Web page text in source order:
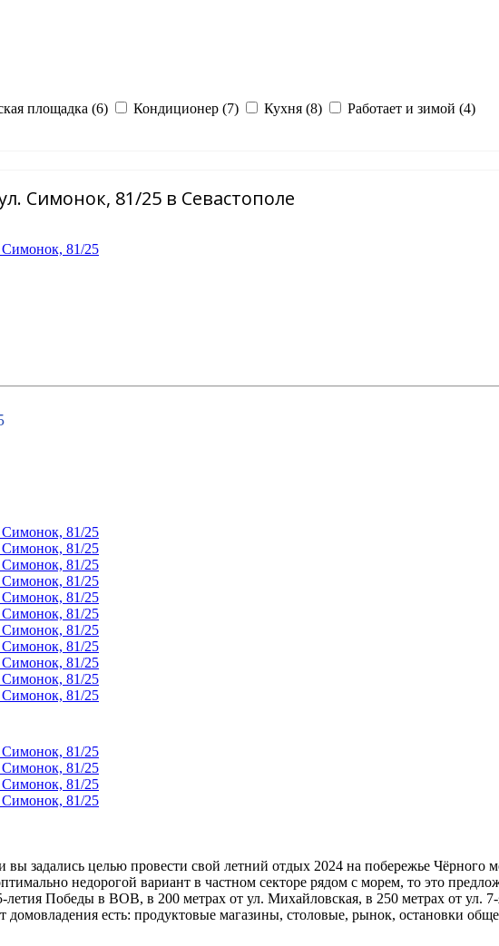
площадка (6) Кондиционер (7) Кухня (8) Работает и зимой (4)
Симонок, 81/25 в Севастополе
задались целью провести свой летний отдых 2024 на побережье Чёрного
недорогой вариант в частном секторе рядом с морем, то это
Победы в ВОВ, в 200 метрах от ул. Михайловская, в 250 метрах от ул. 7-
есть: продуктовые магазины, столовые, рынок, остановки